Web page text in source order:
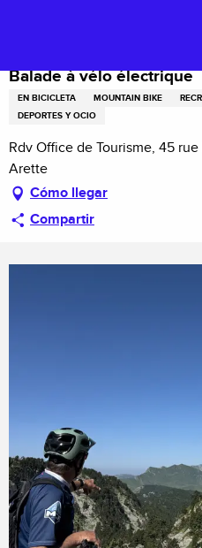
principal
Balade à vélo électrique
EN BICICLETA MOUNTAIN BIKE
DEPORTES Y OCIO
Rdv Office de Tourisme, 45
Arette
Cómo llegar
Compartir